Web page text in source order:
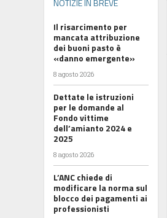
NOTIZIE IN BREVE
Il risarcimento per
mancata attribuzione
dei buoni pasto è
«danno emergente»
8 agosto 2026
Dettate le istruzioni
per le domande al
Fondo vittime
dell’amianto 2024 e
2025
8 agosto 2026
L’ANC chiede di
modificare la norma sul
blocco dei pagamenti ai
professionisti